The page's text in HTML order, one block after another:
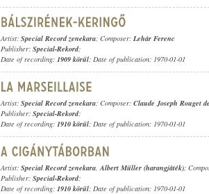
Artist: Special Record zenekara; Composer: Lehár Ferenc
Publisher: Special-Rekord;
Date of recording: 1909 körül; Date of publication: 1970-01-01
Artist: Special Record zenekara; Composer: Claude Joseph Rouget
Publisher: Special-Rekord;
Date of recording: 1910 körül; Date of publication: 1970-01-01
Artist: Special Record zenekara,Albert Müller (harangjáték);
Publisher: Special-Rekord;
Date of recording: 1910 körül; Date of publication: 1970-01-01